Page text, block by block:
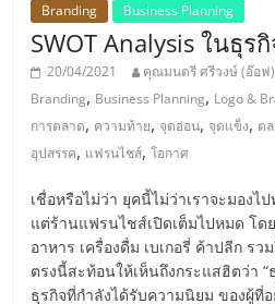
พร้อม
ทำเล
สำหรับ
เปิด
ร้าน
ปรึกษา
บริการ
พัฒนา
ระบบ
แฟ
Branding Business Planning
SWOT Analysis ในธุร
20/04/2021 คุณมนตรี ศรีวงษ์ (อ๊อฟ)
Branding, Business Planning, Logo &
การตลาด, ความท้าย, จุดอ่อน, จุดแข็ง, ต
อุปสรรค, แฟรนไชส์,โอกาศ
เชื่อหรือไม่ว่า ยุคนี้ไม่ว่าเราจะมองไ
แต่ร้านแฟรนไชส์เปิดเต็มไปหมด โด
อาหาร เครื่องดื่ม เบเกอรี่ ค้าปลีก ร
ตรงนี้สะท้อนให้เห็นถึงกระแสฮิตว่า
ธุรกิจที่กำลังได้รับความนิยม ของผู้ที่